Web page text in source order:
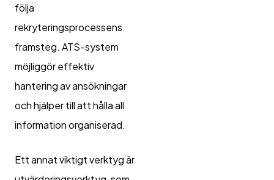
följa
rekryteringsprocessens
framsteg. ATS-system
möjliggör effektiv
hantering av ansökningar
och hjälper till att hålla all
information organiserad.
Ett annat viktigt verktyg är